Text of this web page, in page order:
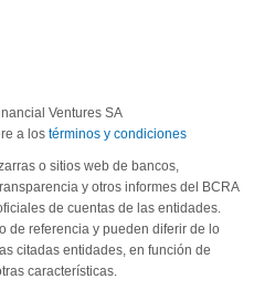
Ventures SA
a los términos y condiciones
o sitios web de bancos,
y otros informes del BCRA
de cuentas de las entidades.
de referencia y pueden diferir de lo
citadas entidades, en función de
características.